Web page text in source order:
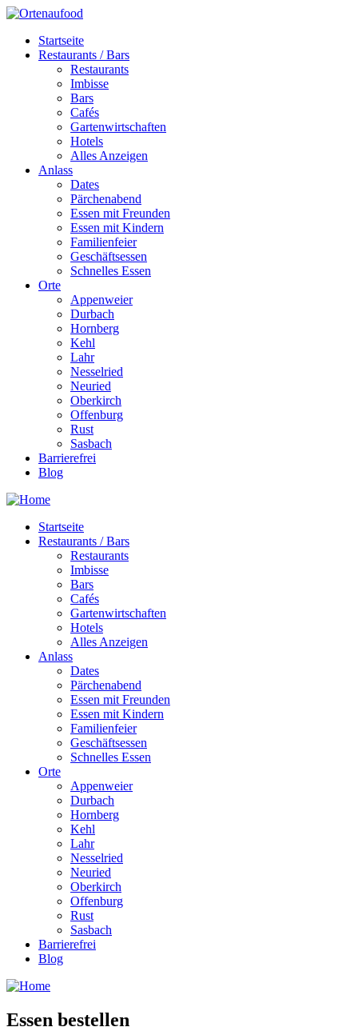
Startseite
Restaurants / Bars
Restaurants
Imbisse
Bars
Cafés
Gartenwirtschaften
Hotels
Alles Anzeigen
Anlass
Dates
Pärchenabend
Essen mit Freunden
Essen mit Kindern
Familienfeier
Geschäftsessen
Schnelles Essen
Orte
Appenweier
Durbach
Hornberg
Kehl
Lahr
Nesselried
Neuried
Oberkirch
Offenburg
Rust
Sasbach
Barrierefrei
Blog
Startseite
Restaurants / Bars
Restaurants
Imbisse
Bars
Cafés
Gartenwirtschaften
Hotels
Alles Anzeigen
Anlass
Dates
Pärchenabend
Essen mit Freunden
Essen mit Kindern
Familienfeier
Geschäftsessen
Schnelles Essen
Orte
Appenweier
Durbach
Hornberg
Kehl
Lahr
Nesselried
Neuried
Oberkirch
Offenburg
Rust
Sasbach
Barrierefrei
Blog
Essen bestellen